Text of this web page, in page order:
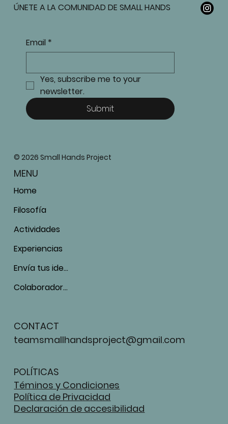
ÚNETE A LA COMUNIDAD DE SMALL HANDS
Email *
Yes, subscribe me to your
newsletter.
Submit
MENU
Home
Filosofía
Actividades
Experiencias
Envía tus ideas
Colaboradores
CONTACT
teamsmallhandsproject@gmail.com
POLÍTICAS
Téminos y Condiciones
Política de Privacidad
Declaración de accesibilidad
© 2026 Small Hands Project